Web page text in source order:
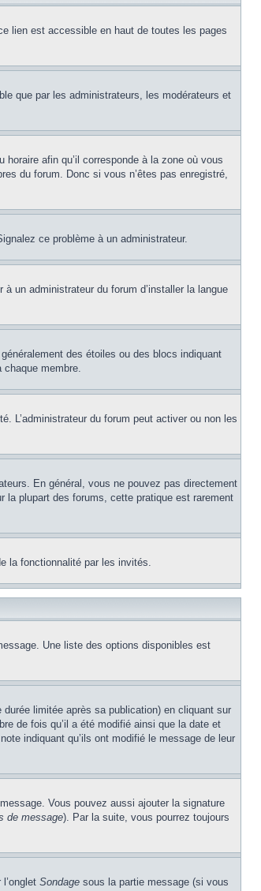
lien est accessible en haut de toutes les pages
que par les administrateurs, les modérateurs et
afin qu’il corresponde à la zone où vous
du forum. Donc si vous n’êtes pas enregistré,
ce problème à un administrateur.
un administrateur du forum d’installer la langue
des étoiles ou des blocs indiquant
membre.
L’administrateur du forum peut activer ou non les
En général, vous ne pouvez pas directement
la plupart des forums, cette pratique est rarement
la fonctionnalité par les invités.
Une liste des options disponibles est
limitée après sa publication) en cliquant sur
de fois qu’il a été modifié ainsi que la date et
indiquant qu’ils ont modifié le message de leur
Vous pouvez aussi ajouter la signature
de message). Par la suite, vous pourrez toujours
Sondage sous la partie message (si vous